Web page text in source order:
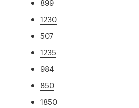
899
1230
507
1235
984
850
1850